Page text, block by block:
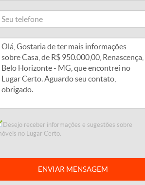
Desejo receber informações e sugestões sobre
no Lugar Certo.
ENVIAR MENSAGEM